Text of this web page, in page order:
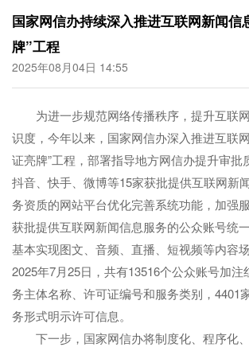
国家网信办持续深入推进互联网新闻信
牌”工程
2025年08月04日 14:55
为进一步规范网络传播秩序，提升互联
识度，今年以来，国家网信办深入推进互联
证亮牌”工程，部署指导地方网信办提升审批
抖音、快手、微博等15家获批提供互联网新
务资质的网站平台优化完善系统功能，加强
获批提供互联网新闻信息服务的公众账号统一
基本实现图文、音频、直播、短视频等内容
2025年7月25日，共有13516个公众账号加注
务主体名称、许可证编号和服务类别，4401
务形式明示许可信息。
下一步，国家网信办将制度化、程序化